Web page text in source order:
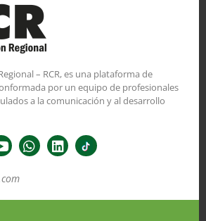
– RCR, es una plataforma de
por un equipo de profesionales
a la comunicación y al desarrollo